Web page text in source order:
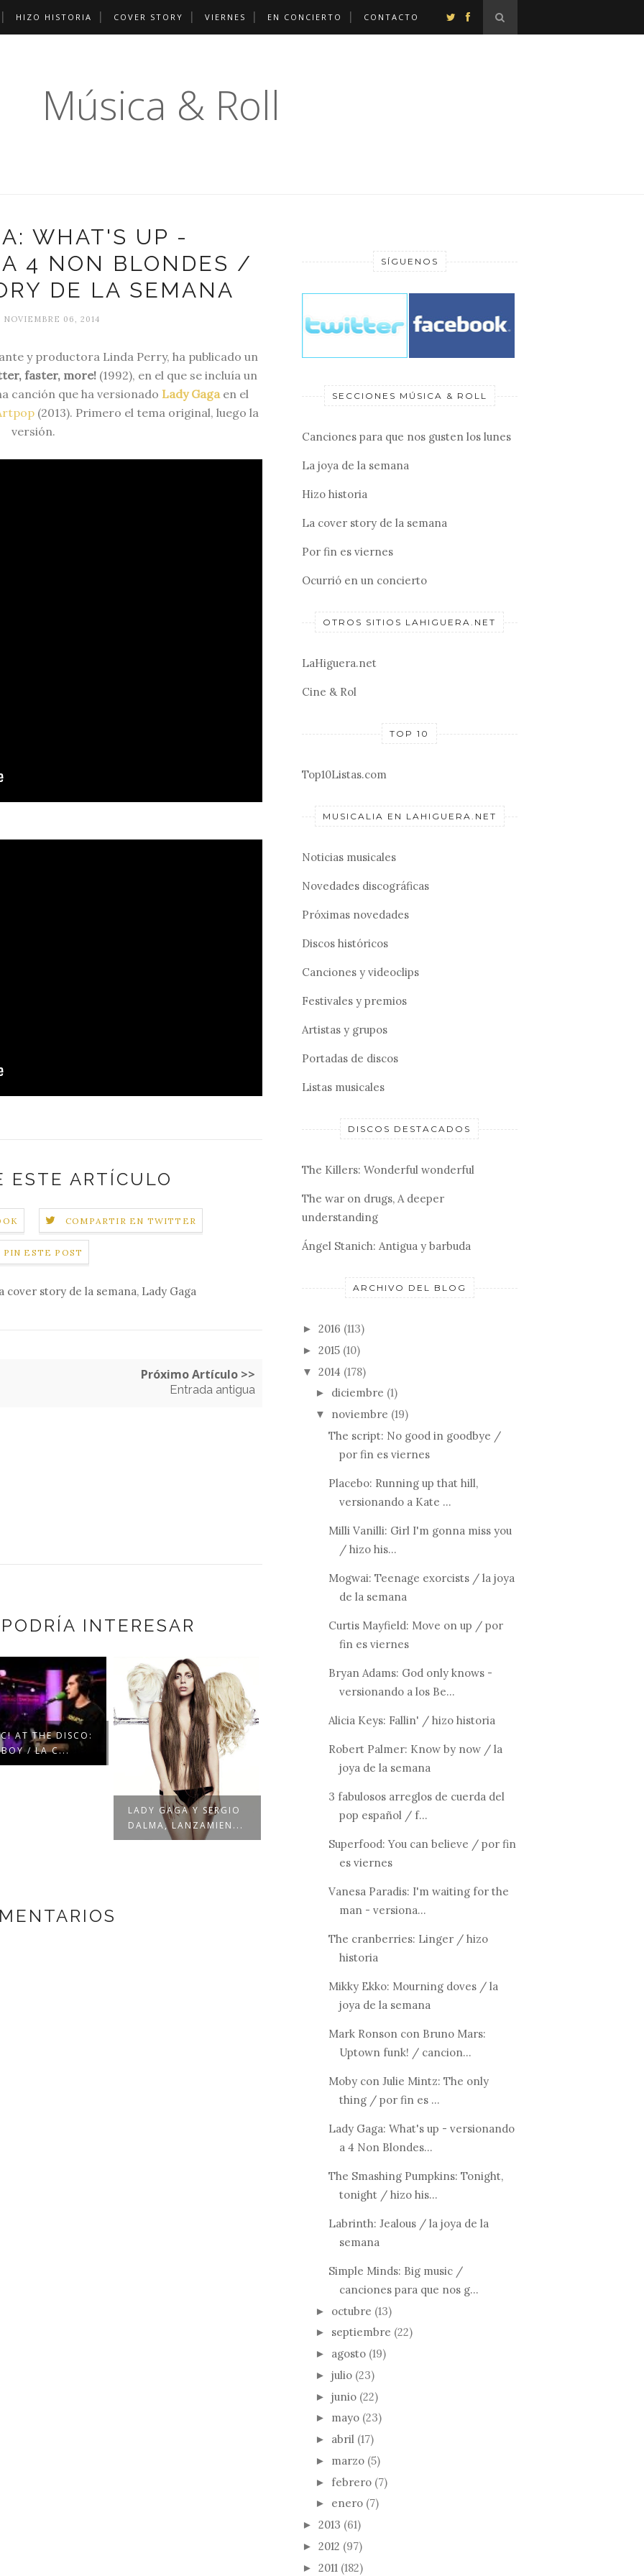
HIZO HISTORIA COVER STORY VIERNES EN CONCIERTO CONTACTO
Música & Roll
WHAT'S UP -
4 NON BLONDES /
DE LA SEMANA
NOVIEMBRE 06, 2014
y productora Linda Perry, ha publicado un
faster, more!(1992), en el que se incluía un
canción que ha versionado Lady Gagaen el
(2013). Primero el tema original, luego la
versión.
ESTE ARTÍCULO
COMPARTIR EN TWITTER
PIN ESTE POST
cover story de la semana, Lady Gaga
Próximo Artículo >>
Entrada antigua
INTERESAR
AT THE DISCO:
/ LA C...
LADY GAGA Y SERGIO
DALMA, LANZAMIEN...
NOVEDADES
MAYO DE ...
SÍGUENOS
SECCIONES MÚSICA & ROLL
Canciones para que nos gusten los lunes
La joya de la semana
Hizo historia
La cover story de la semana
Por fin es viernes
Ocurrió en un concierto
OTROS SITIOS LAHIGUERA.NET
LaHiguera.net
Cine & Rol
TOP 10
Top10Listas.com
MUSICALIA EN LAHIGUERA.NET
Noticias musicales
Novedades discográficas
Próximas novedades
Discos históricos
Canciones y videoclips
Festivales y premios
Artistas y grupos
Portadas de discos
Listas musicales
DISCOS DESTACADOS
The Killers: Wonderful wonderful
The war on drugs, A deeper
understanding
Ángel Stanich: Antigua y barbuda
ARCHIVO DEL BLOG
► 2016 (113)
► 2015 (10)
▼ 2014 (178)
► diciembre (1)
▼ noviembre (19)
The script: No good in goodbye /
por fin es viernes
Placebo: Running up that hill,
versionando a Kate ...
Milli Vanilli: Girl I'm gonna miss you
/ hizo his...
Mogwai: Teenage exorcists / la joya
de la semana
Curtis Mayfield: Move on up / por
fin es viernes
Bryan Adams: God only knows -
versionando a los Be...
Alicia Keys: Fallin' / hizo historia
Robert Palmer: Know by now / la
joya de la semana
3 fabulosos arreglos de cuerda del
pop español / f...
Superfood: You can believe / por fin
es viernes
Vanesa Paradis: I'm waiting for the
man - versiona...
The cranberries: Linger / hizo
historia
Mikky Ekko: Mourning doves / la
joya de la semana
Mark Ronson con Bruno Mars:
Uptown funk! / cancion...
Moby con Julie Mintz: The only
thing / por fin es ...
Lady Gaga: What's up - versionando
a 4 Non Blondes...
The Smashing Pumpkins: Tonight,
tonight / hizo his...
Labrinth: Jealous / la joya de la
semana
Simple Minds: Big music /
canciones para que nos g...
► octubre (13)
► septiembre (22)
► agosto (19)
► julio (23)
► junio (22)
► mayo (23)
► abril (17)
► marzo (5)
► febrero (7)
► enero (7)
► 2013 (61)
► 2012 (97)
► 2011 (182)